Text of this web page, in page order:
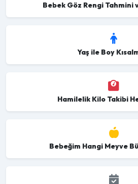
Bebek Göz Rengi Tahmini
Yaş ile Boy
Hamilelik Kilo Takibi
Bebeğim Hangi Meyve